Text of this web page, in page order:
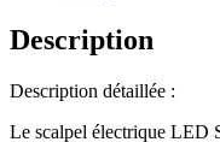
Description
Description détaillée :
Le scalpel électrique LED